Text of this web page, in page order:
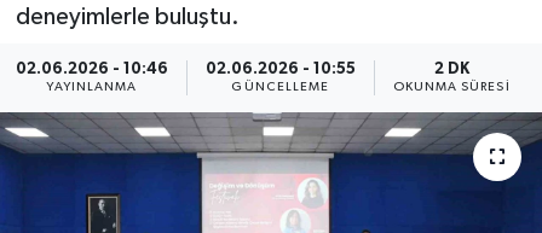
deneyimlerle buluştu.
02.06.2026 - 10:46
YAYINLANMA
02.06.2026 - 10:55
GÜNCELLEME
2 DK
OKUNMA SÜRESI
ÇEVRE
Dış Haberler
Dünya
EĞİTİM